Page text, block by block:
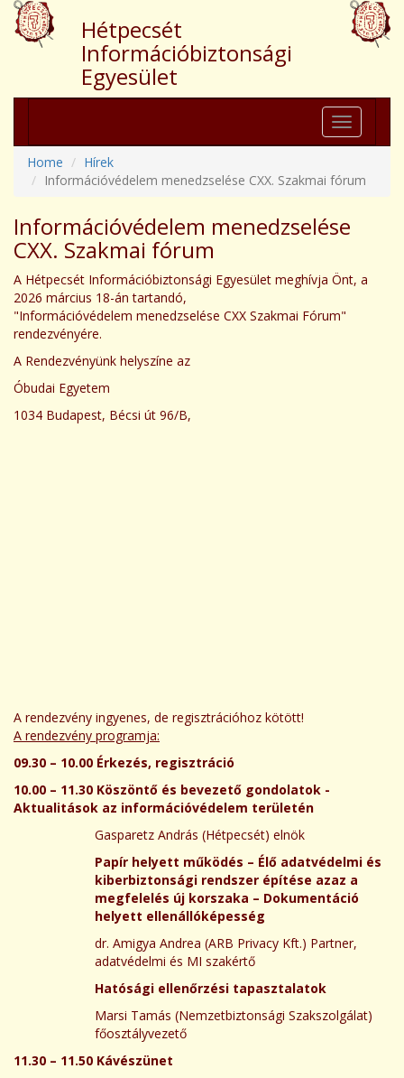
Hétpecsét
Információbiztonsági
Egyesület
Toggle
navigation
Home
Hírek
Információvédelem menedzselése CXX. Szakmai fórum
Információvédelem menedzselése
CXX. Szakmai fórum
A Hétpecsét Információbiztonsági Egyesület meghívja Önt, a
2026 március 18-án tartandó,
"Információvédelem menedzselése CXX Szakmai Fórum"
rendezvényére.
A Rendezvényünk helyszíne az
Óbudai Egyetem
1034 Budapest, Bécsi út 96/B,
A rendezvény ingyenes, de regisztrációhoz kötött!
A rendezvény programja:
09.30 – 10.00 Érkezés, regisztráció
10.00 – 11.30 Köszöntő és bevezető gondolatok -
Aktualitások az információvédelem területén
Gasparetz András (Hétpecsét) elnök
Papír helyett működés – Élő adatvédelmi és
kiberbiztonsági rendszer építése azaz a
megfelelés új korszaka – Dokumentáció
helyett ellenállóképesség
dr. Amigya Andrea (ARB Privacy Kft.) Partner,
adatvédelmi és MI szakértő
Hatósági ellenőrzési tapasztalatok
Marsi Tamás (Nemzetbiztonsági Szakszolgálat)
főosztályvezető
11.30 – 11.50 Kávészünet